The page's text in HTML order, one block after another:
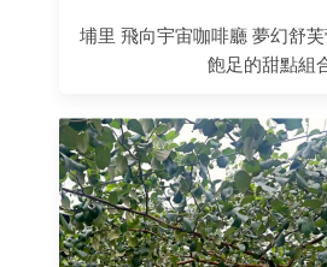
埔里 飛向宇宙咖啡廳 夢幻舒
飽足的甜點組